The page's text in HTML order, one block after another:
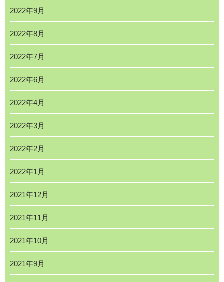
2022年9月
2022年8月
2022年7月
2022年6月
2022年4月
2022年3月
2022年2月
2022年1月
2021年12月
2021年11月
2021年10月
2021年9月